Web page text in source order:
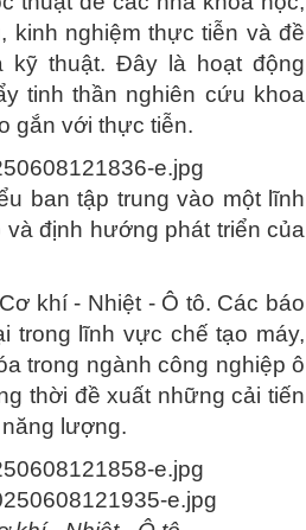
kinh nghiệm thực tiễn và đề
kỹ thuật. Đây là hoạt động
tinh thần nghiên cứu khoa
gắn với thực tiễn.
ban tập trung vào một lĩnh
định hướng phát triển của
khí - Nhiệt - Ô tô. Các báo
trong lĩnh vực chế tạo máy,
trong ngành công nghiệp ô
thời đề xuất những cải tiến
lượng.